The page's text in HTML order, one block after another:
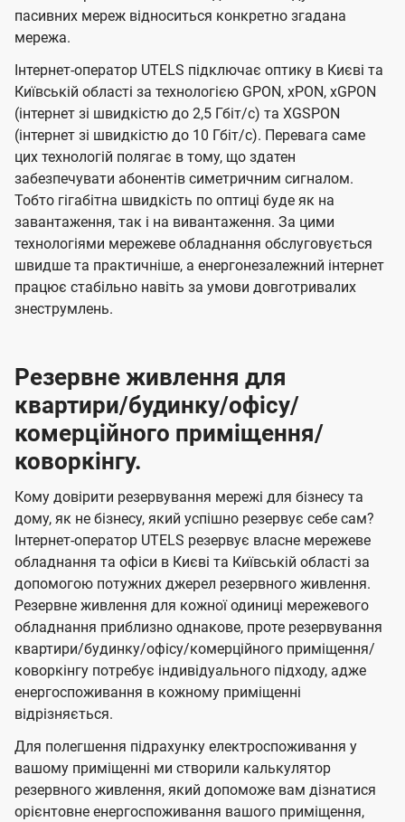
пасивних мереж відноситься конкретно згадана
мережа.
Інтернет-оператор UTELS підключає оптику в Києві та
Київській області за технологією GPON, xPON, xGPON
(інтернет зі швидкістю до 2,5 Гбіт/с) та XGSPON
(інтернет зі швидкістю до 10 Гбіт/с). Перевага саме
цих технологій полягає в тому, що здатен
забезпечувати абонентів симетричним сигналом.
Тобто гігабітна швидкість по оптиці буде як на
завантаження, так і на вивантаження. За цими
технологіями мережеве обладнання обслуговується
швидше та практичніше, а енергонезалежний інтернет
працює стабільно навіть за умови довготривалих
знеструмлень.
Резервне живлення для
квартири/будинку/офісу/
комерційного приміщення/
коворкінгу.
Кому довірити резервування мережі для бізнесу та
дому, як не бізнесу, який успішно резервує себе сам?
Інтернет-оператор UTELS резервує власне мережеве
обладнання та офіси в Києві та Київській області за
допомогою потужних джерел резервного живлення.
Резервне живлення для кожної одиниці мережевого
обладнання приблизно однакове, проте резервування
квартири/будинку/офісу/комерційного приміщення/
коворкінгу потребує індивідуального підходу, адже
енергоспоживання в кожному приміщенні
відрізняється.
Для полегшення підрахунку електроспоживання у
вашому приміщенні ми створили калькулятор
резервного живлення, який допоможе вам дізнатися
орієнтовне енергоспоживання вашого приміщення,